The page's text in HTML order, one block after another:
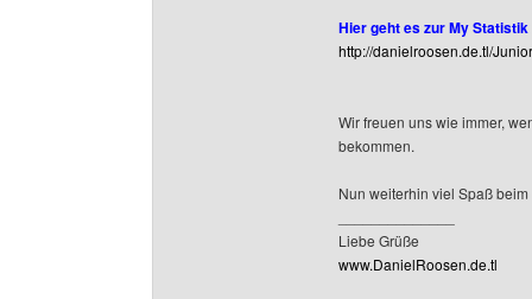
Hier geht es zur My Statistik
http://danielroosen.de.tl/
Wir freuen uns wie immer,
bekommen.
Nun weiterhin viel Spaß
Liebe Grüße
www.DanielRoosen.de.tl